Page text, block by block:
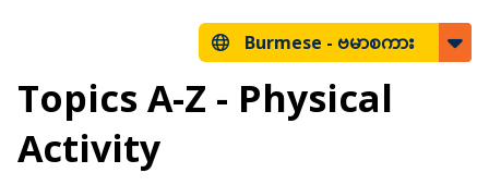
Burmese - ဗမာစကား
Topics A-Z - Physical
Activity